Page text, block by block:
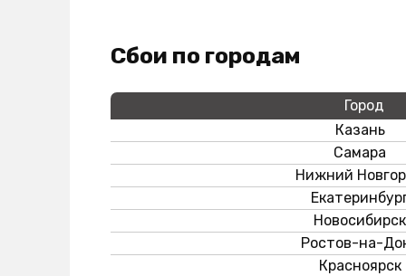
Сбои по городам
Город
Казань
Самара
Нижний
Новосибирск
Ростов-на-
Красноярск